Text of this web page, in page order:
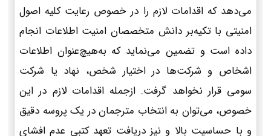
می‌دهد که اقدامات لازم را در خصوص رعایت کلیه اصول
امنیتی با تکیه‌بر دانش متخصصان امنیت اطلاعات انجام
داده است و تضمین می‌نماید که به‌هیچ‌عنوان اطلاعات
اشخاص و شرکت‌ها در اختیار شخص، نهاد یا شرکت
سومی قرار نخواهد گرفت. ازجمله اقدامات لازم در این
خصوص، می‌توان به انتخاب مترجمان در یک پروسه دقیق
و با حساسیت بالا و نیز دریافت تعهد کتبی عدم افشای